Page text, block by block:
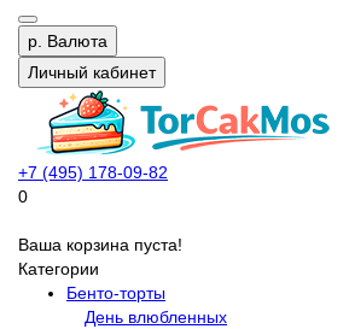
р. Валюта
Личный кабинет
+7 (495) 178-09-82
0
Ваша корзина пуста!
Категории
Бенто-торты
День влюбленных